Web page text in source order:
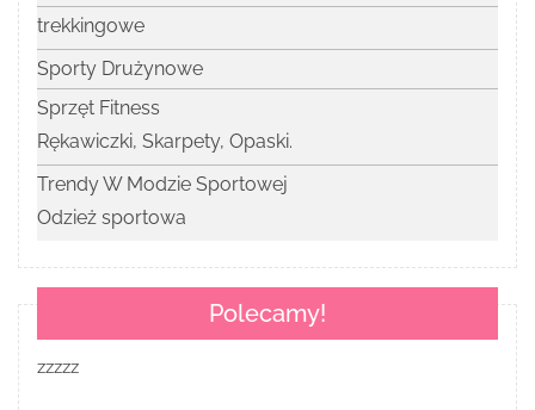
trekkingowe
Sporty Drużynowe
Sprzęt Fitness
Rękawiczki, Skarpety, Opaski.
Trendy W Modzie Sportowej
Odzież sportowa
Polecamy!
zzzzz